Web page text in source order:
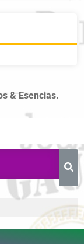
& Esencias.